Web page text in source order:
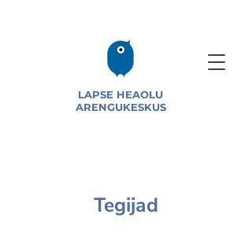
LAPSE HEAOLU
ARENGUKESKUS
Tegijad